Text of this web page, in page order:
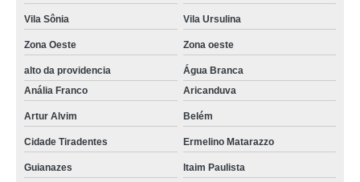
Vila Sônia Vila Ursulina
Zona Oeste Zona oeste
alto da providencia
Água Branca
Anália Franco
Aricanduva
Artur Alvim Belém
Cidade Tiradentes Ermelino Matarazzo
Guianazes Itaim Paulista